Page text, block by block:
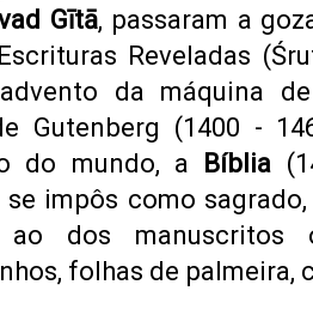
Gītā, passaram a
Reveladas
da máquina
Gutenberg (1400 -
do mundo, a
Bíblia
se impôs como
ao dos manuscritos
folhas de palmeira,